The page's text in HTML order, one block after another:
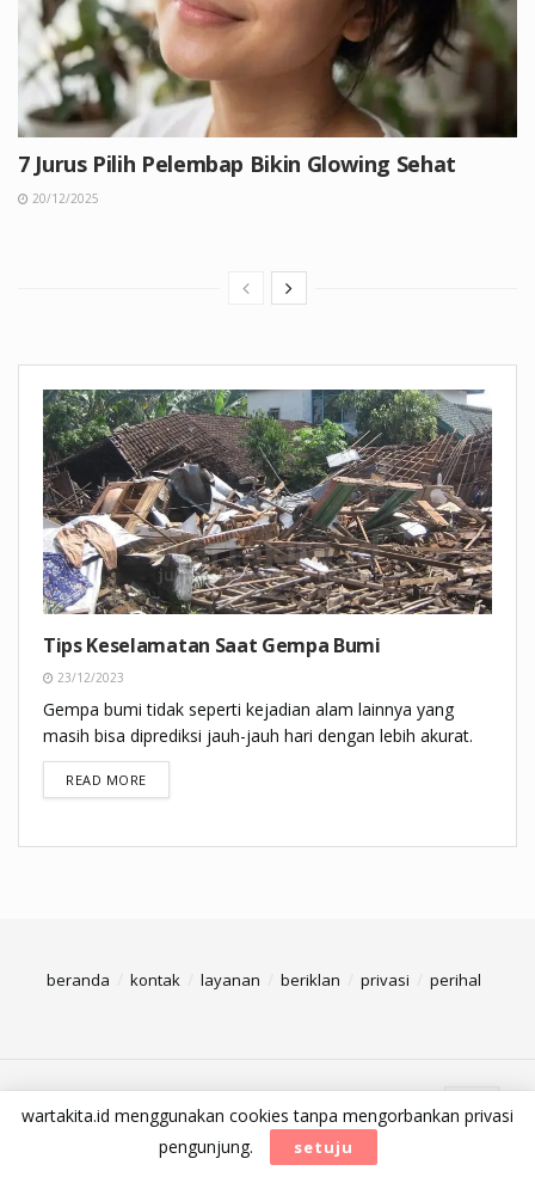
7 Jurus Pilih Pelembap Bikin Glowing Sehat
20/12/2025
Tips Keselamatan Saat Gempa Bumi
23/12/2023
Gempa bumi tidak seperti kejadian alam lainnya yang
masih bisa diprediksi jauh-jauh hari dengan lebih akurat.
READ MOREDETAILS
beranda kontak layanan beriklan privasi perihal
wartakita.id menggunakan cookies tanpa mengorbankan privasi
pengunjung.
setuju